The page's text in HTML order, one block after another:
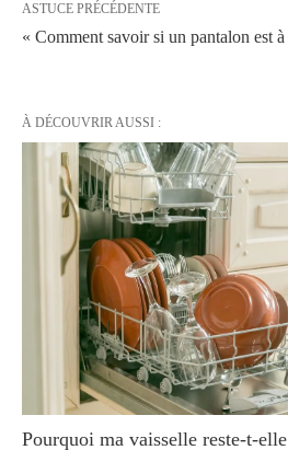
ASTUCE PRÉCÉDENTE
« Comment savoir si un pantalon est
À DÉCOUVRIR AUSSI :
Pourquoi ma vaisselle reste-t-